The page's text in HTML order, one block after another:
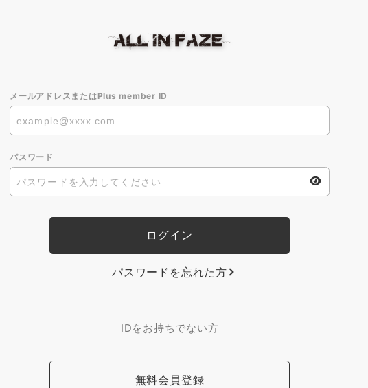
メールアドレスまたはPlus member ID
パスワード
パスワードを忘れた方
IDをお持ちでない方
無料会員登録